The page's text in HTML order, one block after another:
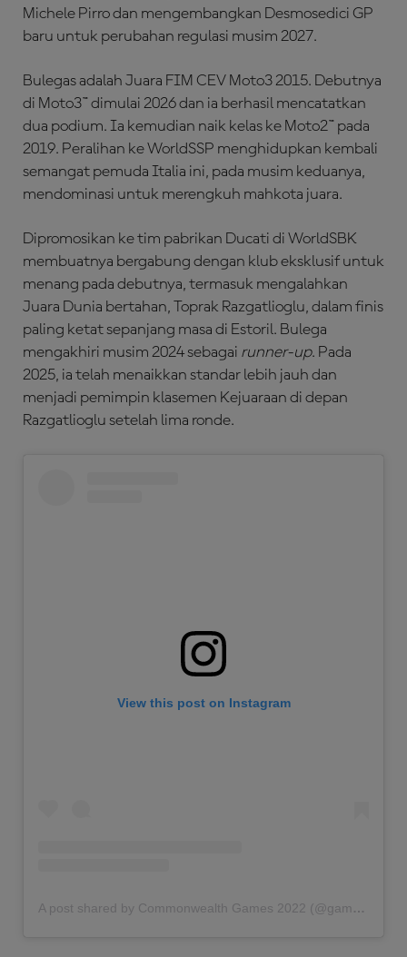
Michele Pirro dan mengembangkan Desmosedici GP
baru untuk perubahan regulasi musim 2027.
Bulegas adalah Juara FIM CEV Moto3 2015. Debutnya
di Moto3™ dimulai 2026 dan ia berhasil mencatatkan
dua podium. Ia kemudian naik kelas ke Moto2™ pada
2019. Peralihan ke WorldSSP menghidupkan kembali
semangat pemuda Italia ini, pada musim keduanya,
mendominasi untuk merengkuh mahkota juara.
Dipromosikan ke tim pabrikan Ducati di WorldSBK
membuatnya bergabung dengan klub eksklusif untuk
menang pada debutnya, termasuk mengalahkan
Juara Dunia bertahan, Toprak Razgatlioglu, dalam finis
paling ketat sepanjang masa di Estoril. Bulega
mengakhiri musim 2024 sebagai runner-up. Pada
2025, ia telah menaikkan standar lebih jauh dan
menjadi pemimpin klasemen Kejuaraan di depan
Razgatlioglu setelah lima ronde.
View this post on Instagram
A post shared by Commonwealth Games 2022 (@gamescommonwealth)